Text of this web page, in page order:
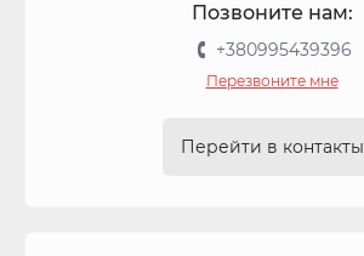
Позвоните нам:
+380995439396
Перезвоните мне
Перейти в контакты